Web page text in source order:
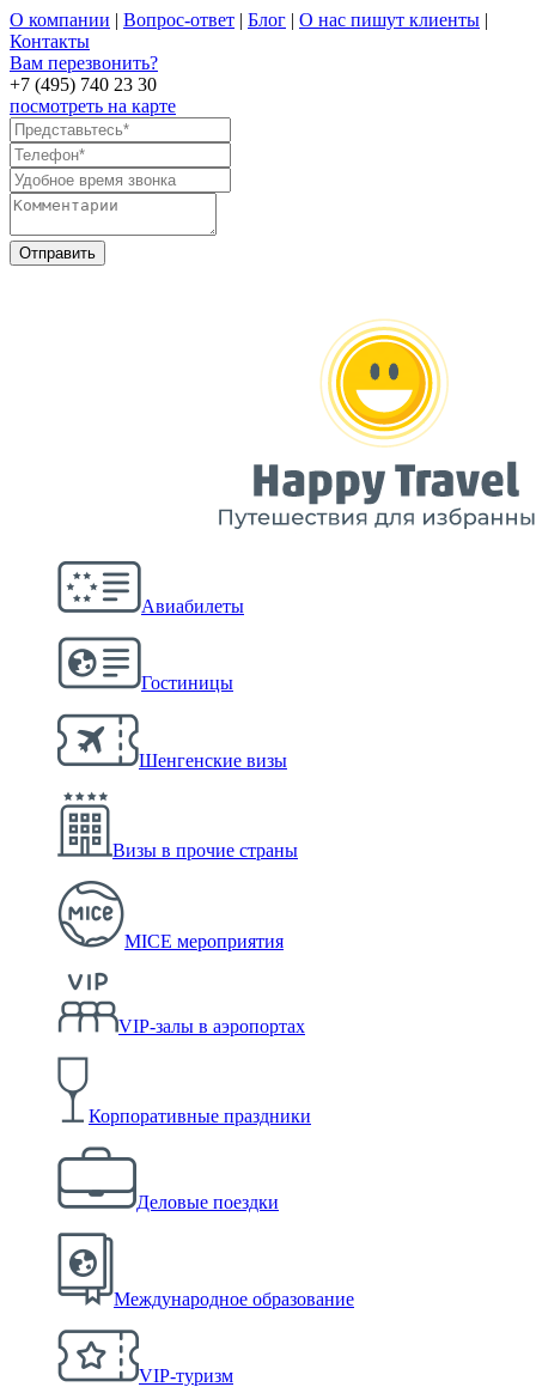
О компании | Вопрос-ответ | Блог | О нас пишут клиенты |
Контакты
Вам перезвонить?
+7 (495) 740 23 30
посмотреть на карте
Авиабилеты
Гостиницы
Шенгенские визы
Визы в прочие страны
MICE мероприятия
VIP-залы в аэропортах
Корпоративные праздники
Деловые поездки
Международное образование
VIP-туризм